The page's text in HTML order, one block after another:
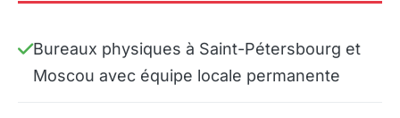
Bureaux physiques à Saint-Pétersbourg et
Moscou avec équipe locale permanente